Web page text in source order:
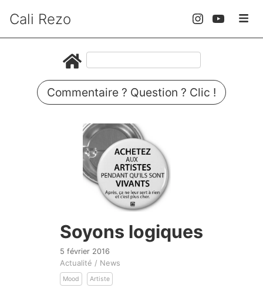
Cali Rezo
Commentaire ? Question ? Clic !
Soyons logiques
5 février 2016
Actualité / News
Mood Artiste